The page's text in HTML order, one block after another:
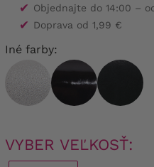
✔ Objednajte do 14:00 –
✔ Doprava od 1,99 €
Iné farby:
VYBER VEĽKOSŤ: